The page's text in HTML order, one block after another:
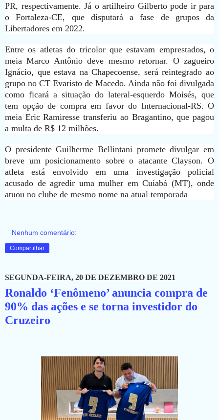
PR, respectivamente. Já o artilheiro Gilberto pode ir para
o Fortaleza-CE, que disputará a fase de grupos da
Libertadores em 2022.
Entre os atletas do tricolor que estavam emprestados, o
meia Marco Antônio deve mesmo retornar. O zagueiro
Ignácio, que estava na Chapecoense, será reintegrado ao
grupo no CT Evaristo de Macedo. Ainda não foi divulgada
como ficará a situação do lateral-esquerdo Moisés, que
tem opção de compra em favor do Internacional-RS. O
meia Eric Ramiresse transferiu ao Bragantino, que pagou
a multa de R$ 12 milhões.
O presidente Guilherme Bellintani promete divulgar em
breve um posicionamento sobre o atacante Clayson. O
atleta está envolvido em uma investigação policial
acusado de agredir uma mulher em Cuiabá (MT), onde
atuou no clube de mesmo nome na atual temporada
Nenhum comentário:
Compartilhar
SEGUNDA-FEIRA, 20 DE DEZEMBRO DE 2021
Ronaldo ‘Fenômeno’ anuncia compra de
90% das ações e se torna investidor do
Cruzeiro